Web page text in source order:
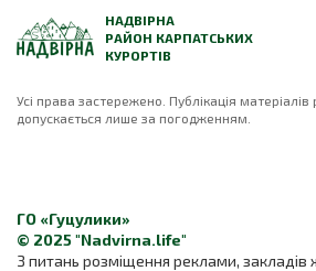
НАДВІРНА
РАЙОН КАРПАТСЬКИХ
КУРОРТІВ
Усі права застережено. Публікація
допускається лише за погодженням.
ГО «Гуцулики»
© 2025 "Nadvirna.life"
З питань розміщення реклами, закладів